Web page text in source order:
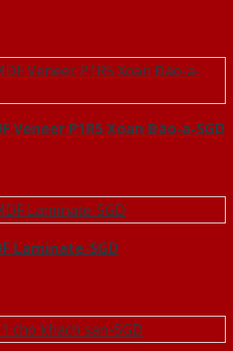
Veneer P1R5 Xoan Đào-a-SGD
Laminate-SGD